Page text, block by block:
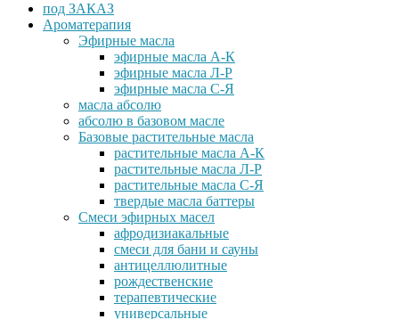
под ЗАКАЗ
Ароматерапия
Эфирные масла
эфирные масла А-К
эфирные масла Л-Р
эфирные масла С-Я
масла абсолю
абсолю в базовом масле
Базовые растительные масла
растительные масла А-К
растительные масла Л-Р
растительные масла С-Я
твердые масла баттеры
Cмеси эфирных масел
афродизиакальные
смеси для бани и сауны
антицеллюлитные
рождественские
терапевтические
универсальные